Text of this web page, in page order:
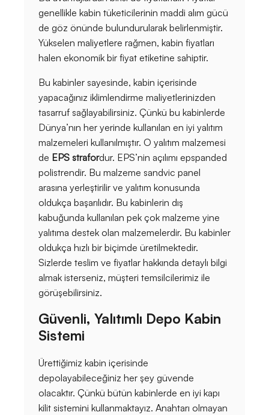
genellikle kabin tüketicilerinin maddi alım gücü
de göz önünde bulundurularak belirlenmiştir.
Yükselen maliyetlere rağmen, kabin fiyatları
halen ekonomik bir fiyat etiketine sahiptir.
Bu kabinler sayesinde, kabin içerisinde
yapacağınız iklimlendirme maliyetlerinizden
tasarruf sağlayabilirsiniz. Çünkü bu kabinlerde
Dünya’nın her yerinde kullanılan en iyi yalıtım
malzemeleri kullanılmıştır. O yalıtım malzemesi
de EPS strafordur. EPS’nin açılımı epspanded
polistrendir. Bu malzeme sandvic panel
arasına yerleştirilir ve yalıtım konusunda
oldukça başarılıdır. Bu kabinlerin dış
kabuğunda kullanılan pek çok malzeme yine
yalıtıma destek olan malzemelerdir. Bu kabinler
oldukça hızlı bir biçimde üretilmektedir.
Sizlerde teslim ve fiyatlar hakkında detaylı bilgi
almak isterseniz, müşteri temsilcilerimiz ile
görüşebilirsiniz.
Güvenli, Yalıtımlı Depo Kabin
Sistemi
Ürettiğimiz kabin içerisinde
depolayabileceğiniz her şey güvende
olacaktır. Çünkü bütün kabinlerde en iyi kapı
kilit sistemini kullanmaktayız. Anahtarı olmayan